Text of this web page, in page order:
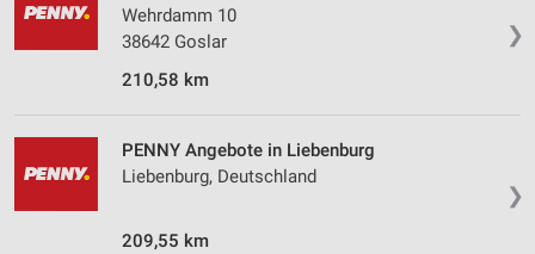
❯
Wehrdamm 10
38642 Goslar
210,58 km
❯
PENNY Angebote in Liebenburg
Liebenburg, Deutschland
209,55 km
Werbeanzeigen
Erstellung von Profilen für personalisierte
Verwendung von Profilen zur Auswahl
personalisierter Werbung
Erstellung von Profilen zur Personalisierung
von Inhalten